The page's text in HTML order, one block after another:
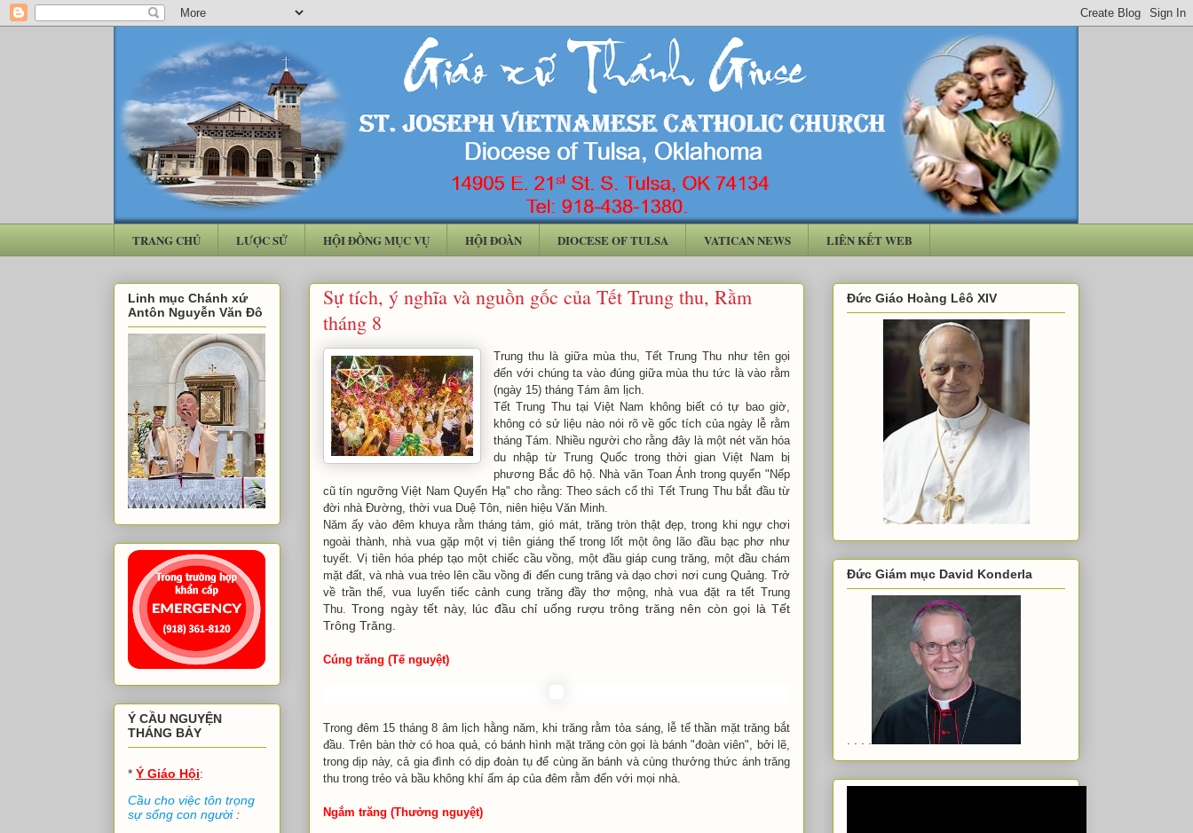
TRANG CHỦ LƯỢC SỬ HỘI ĐỒNG MỤC VỤ HỘI ĐOÀN DIOCESE OF TULSA VATICAN NEWS LIÊN KẾT WEB
Sự tích, ý nghĩa và nguồn gốc của Tết Trung thu, Rằm
tháng 8
Trung thu là giữa mùa thu, Tết Trung Thu như tên gọi
đến với chúng ta vào đúng giữa mùa thu tức là vào rằm
(ngày 15) tháng Tám âm lịch.
Tết Trung Thu tại Việt Nam không biết có tự bao giờ,
không có sử liệu nào nói rõ về gốc tích của ngày lễ rằm
tháng Tám. Nhiều người cho rằng đây là một nét văn hóa
du nhập từ Trung Quốc trong thời gian Việt Nam bị
phương Bắc đô hộ. Nhà văn Toan Ánh trong quyển "Nếp
cũ tín ngưỡng Việt Nam Quyển Hạ" cho rằng: Theo sách cổ thì Tết Trung Thu bắt đầu từ
đời nhà Ðường, thời vua Duệ Tôn, niên hiệu Văn Minh.
Năm ấy vào đêm khuya rằm tháng tám, gió mát, trăng tròn thật đẹp, trong khi ngự chơi
ngoài thành, nhà vua gặp một vị tiên giáng thế trong lốt một ông lão đầu bạc phơ như
tuyết. Vị tiên hóa phép tạo một chiếc cầu vồng, một đầu giáp cung trăng, một đầu chám
mặt đất, và nhà vua trèo lên cầu vồng đi đến cung trăng và dạo chơi nơi cung Quảng. Trở
về trần thế, vua luyến tiếc cảnh cung trăng đầy thơ mộng, nhà vua đặt ra tết Trung
Thu.Trong ngày tết này, lúc đầu chỉ uống rượu trông trăng nên còn gọi là Tết
Trông Trăng.
Cúng trăng (Tế nguyệt)
Trong đêm 15 tháng 8 âm lịch hằng năm, khi trăng rằm tỏa sáng, lễ tế thần mặt trăng bắt
đầu. Trên bàn thờ có hoa quả, có bánh hình mặt trăng còn gọi là bánh "đoàn viên", bởi lẽ,
trong dịp này, cả gia đình có dịp đoàn tụ để cùng ăn bánh và cùng thưởng thức ánh trăng
thu trong trẻo và bầu không khí ấm áp của đêm rằm đến với mọi nhà.
Ngắm trăng (Thưởng nguyệt)
Linh mục Chánh xứ
Antôn Nguyễn Văn Đô
Ý CẦU NGUYỆN
THÁNG BẢY
* Ý Giáo Hội:
Cầu cho việc tôn trọng
sự sống con người:
Đức Giáo Hoàng Lêô XIV
Đức Giám mục David Konderla
. . . .